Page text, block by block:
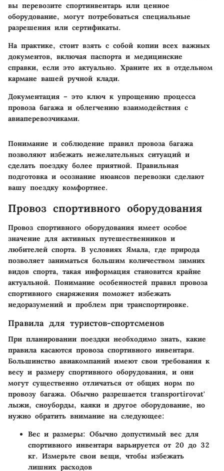
вы перевозите спортинвентарь или ценное
оборудование, могут потребоваться специальные
разрешения или сертификаты.
На практике, стоит взять с собой копии всех важных
документов, включая паспорта и медицинские
справки, если это актуально. Храните их в отдельном
кармане вашей ручной клади.
Документация – это ключ к упрощению процесса
провоза багажа и облегчению взаимодействия с
авиаперевозчиками.
Понимание и соблюдение правил провоза багажа
позволяют избежать нежелательных ситуаций и
сделать поездку более приятной. Правильная
подготовка и осознание нюансов перевозки сделают
вашу поездку комфортнее.
Провоз спортивного оборудования
Провоз спортивного оборудования имеет особое
значение для активных путешественников и
любителей спорта. В условиях Ямала, где природа
позволяет заниматься большим количеством зимних
видов спорта, такая информация становится крайне
актуальной. Понимание особенностей правил провоза
спортивного снаряжения поможет избежать
недоразумений и проблем при транспортировке.
Правила для туристов-спортсменов
При планировании поездки необходимо знать, какие
правила касаются провоза спортивного инвентаря.
Большинство авиакомпаний имеют свои требования к
весу и размеру спортивного оборудования, и они
могут существенно отличаться от общих норм по
провозу багажа. Обычно разрешается transportirovat'
лыжи, сноуборды, каяки и другое оборудование, но
нужно обратить внимание на следующее:
Вес и размеры: Обычно допустимый вес для
спортивного инвентаря варьируется от 20 до 32
кг. Измерьте свои вещи, чтобы избежать
лишних расходов